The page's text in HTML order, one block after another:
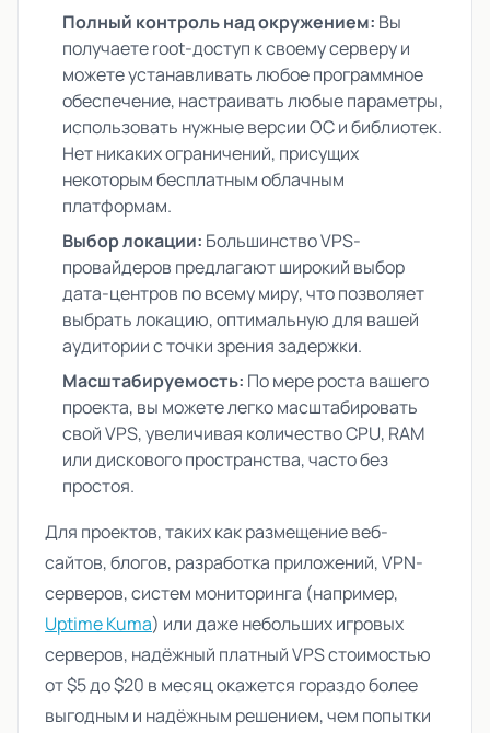
Полный контроль над окружением: Вы
получаете root-доступ к своему серверу и
можете устанавливать любое программное
обеспечение, настраивать любые параметры,
использовать нужные версии ОС и библиотек.
Нет никаких ограничений, присущих
некоторым бесплатным облачным
платформам.
Выбор локации: Большинство VPS-
провайдеров предлагают широкий выбор
дата-центров по всему миру, что позволяет
выбрать локацию, оптимальную для вашей
аудитории с точки зрения задержки.
Масштабируемость: По мере роста вашего
проекта, вы можете легко масштабировать
свой VPS, увеличивая количество CPU, RAM
или дискового пространства, часто без
простоя.
Для проектов, таких как размещение веб-
сайтов, блогов, разработка приложений, VPN-
серверов, систем мониторинга (например,
Uptime Kuma) или даже небольших игровых
серверов, надёжный платный VPS стоимостью
от $5 до $20 в месяц окажется гораздо более
выгодным и надёжным решением, чем попытки